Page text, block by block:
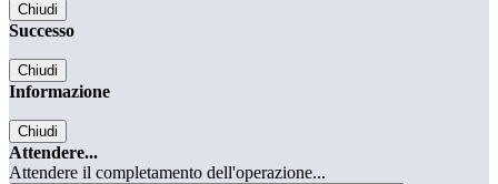
Chiudi
Successo
Chiudi
Informazione
Chiudi
Attendere...
Attendere il completamento dell'operazione...